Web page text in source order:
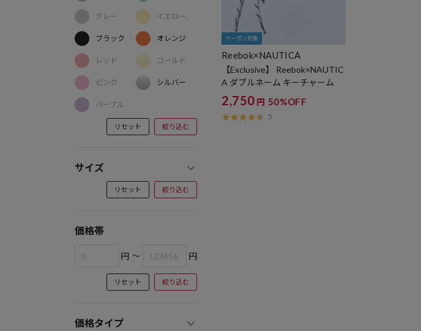
グレー
ブラック
レッド
ピンク
パープル
イエロー
オレンジ
ゴールド
シルバー
リセット 絞り込む
サイズ
リセット 絞り込む
価格帯
円 ～ 円
リセット 絞り込む
価格タイプ
クーポン対象
Reebok×NAUTICA
【Exclusive】 Reebok×NAUTIC
A ダブルネーム キーチャーム
2,750 円 50%OFF
5